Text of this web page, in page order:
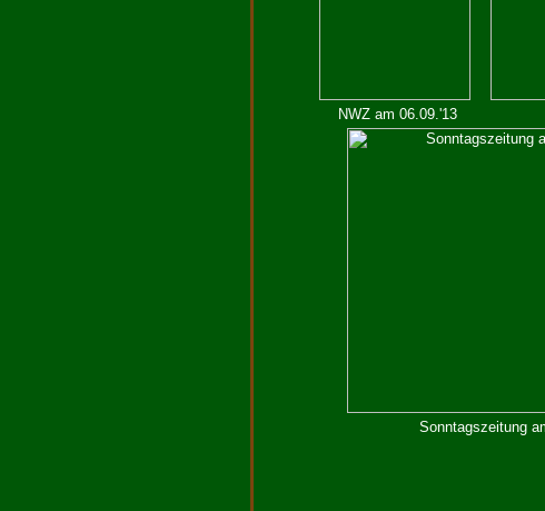
NWZ am 06.09.'13
Sonntagszeitung